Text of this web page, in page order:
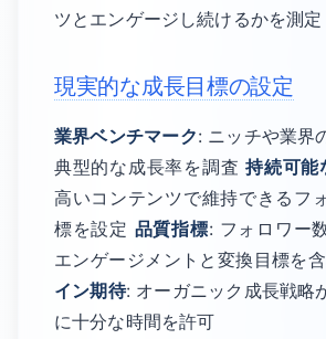
ツとエンゲージし続けるかを測定
現実的な成長目標の設定
業界ベンチマーク: ニッチや業界
典型的な成長率を調査持続可能
高いコンテンツで維持できるフ
標を設定 品質指標: フォロワー
エンゲージメントと変換目標を
イン期待: オーガニック成長戦略
に十分な時間を許可